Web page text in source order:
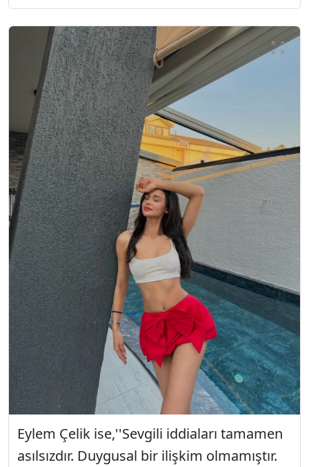
Eylem Çelik ise,''Sevgili iddiaları tamamen
asılsızdır. Duygusal bir ilişkim olmamıştır.